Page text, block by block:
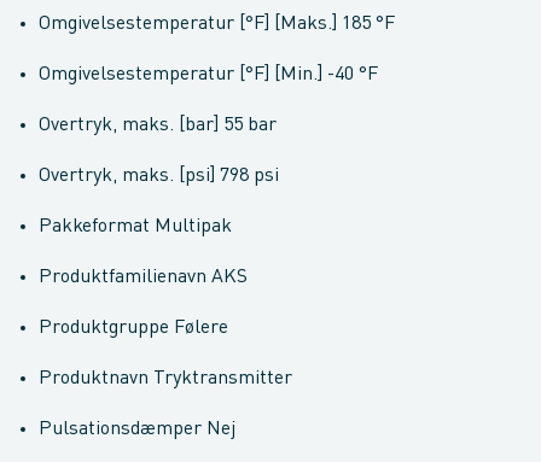
Omgivelsestemperatur [°F] [Maks.] 185 °F
Omgivelsestemperatur [°F] [Min.] -40 °F
Overtryk, maks. [bar] 55 bar
Overtryk, maks. [psi] 798 psi
Pakkeformat Multipak
Produktfamilienavn AKS
Produktgruppe Følere
Produktnavn Tryktransmitter
Pulsationsdæmper Nej